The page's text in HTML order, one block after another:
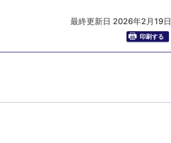
最終更新日 2026年2月19日
印刷する